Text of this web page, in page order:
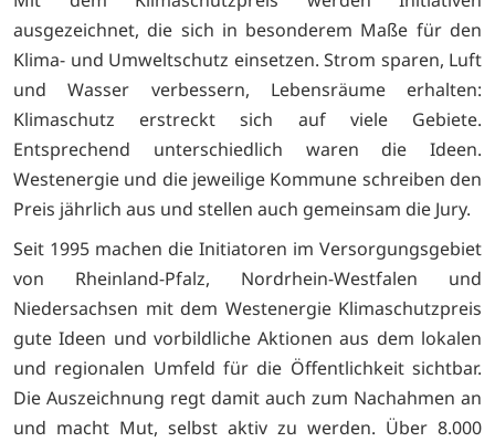
ausgezeichnet, die sich in besonderem Maße für den
Klima- und Umweltschutz einsetzen. Strom sparen, Luft
und Wasser verbessern, Lebensräume erhalten:
Klimaschutz erstreckt sich auf viele Gebiete.
Entsprechend unterschiedlich waren die Ideen.
Westenergie und die jeweilige Kommune schreiben den
Preis jährlich aus und stellen auch gemeinsam die Jury.
Seit 1995 machen die Initiatoren im Versorgungsgebiet
von Rheinland-Pfalz, Nordrhein-Westfalen und
Niedersachsen mit dem Westenergie Klimaschutzpreis
gute Ideen und vorbildliche Aktionen aus dem lokalen
und regionalen Umfeld für die Öffentlichkeit sichtbar.
Die Auszeichnung regt damit auch zum Nachahmen an
und macht Mut, selbst aktiv zu werden. Über 8.000